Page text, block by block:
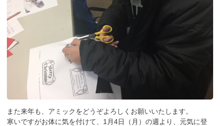
また来年も、アミックをどうぞよろしくお願いいたします。
寒いですがお体に気を付けて、1月4日（月）の週より、元気に登